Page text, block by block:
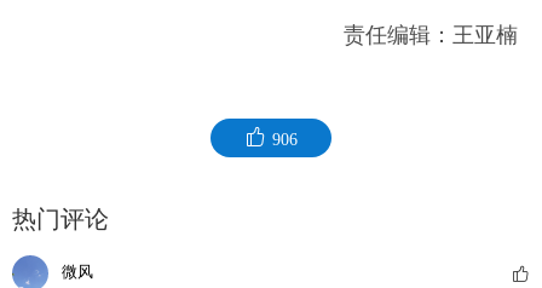
责任编辑：王亚楠
906
热门评论
微风